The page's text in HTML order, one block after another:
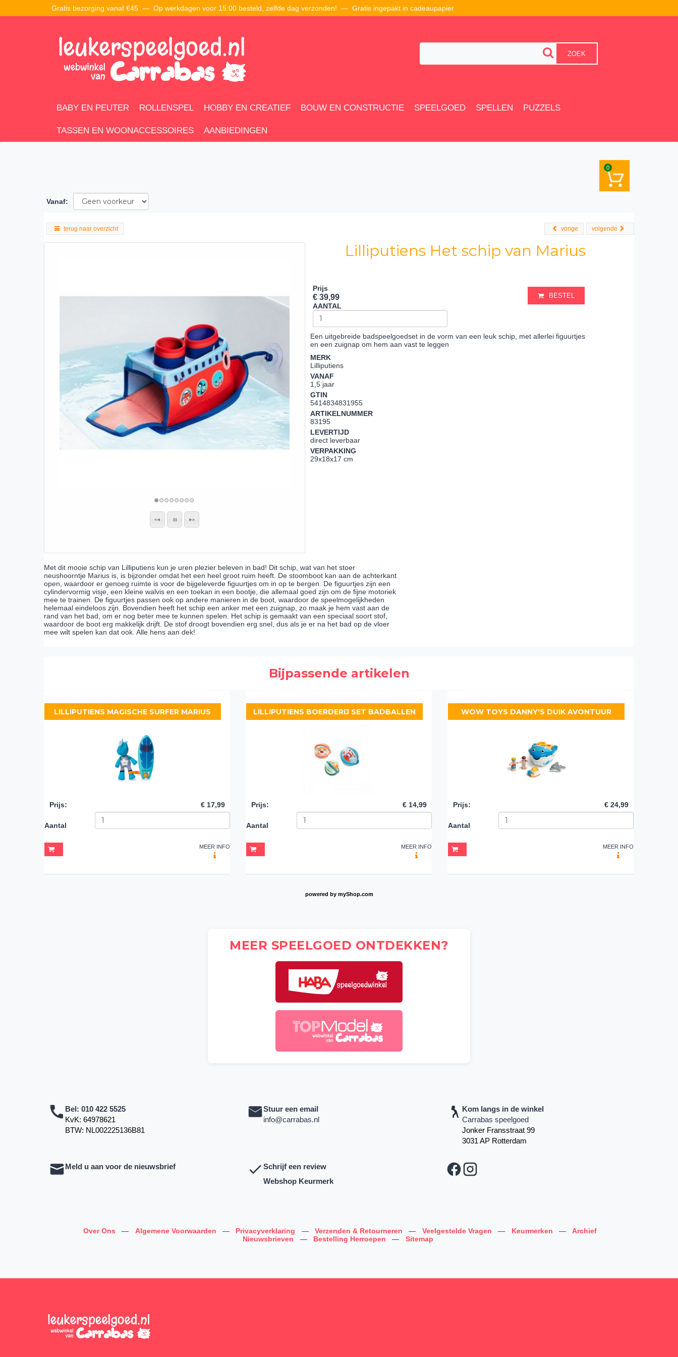
Gratis bezorging vanaf €45 — Op werkdagen voor 15:00 besteld, zelfde dag verzonden! — Gratis ingepakt in cadeaupapier
ZOEK
BABY EN PEUTER ROLLENSPEL HOBBY EN CREATIEF BOUW EN CONSTRUCTIE SPEELGOED SPELLEN PUZZELS
TASSEN EN WOONACCESSOIRES AANBIEDINGEN
0
Vanaf:
terug naar overzicht volgende
vorige
Lilliputiens Het schip van Marius
Prijs
€ 39,99
AANTAL
BESTEL
Een uitgebreide badspeelgoedset in de vorm van een leuk schip, met allerlei figuurtjes
en een zuignap om hem aan vast te leggen
MERK
Lilliputiens
VANAF
1,5 jaar
GTIN
5414834831955
ARTIKELNUMMER
83195
LEVERTIJD
direct leverbaar
VERPAKKING
29x18x17 cm
Met dit mooie schip van Lilliputiens kun je uren plezier beleven in bad! Dit schip, wat van het stoer
neushoorntje Marius is, is bijzonder omdat het een heel groot ruim heeft. De stoomboot kan aan de achterkant
open, waardoor er genoeg ruimte is voor de bijgeleverde figuurtjes om in op te bergen. De figuurtjes zijn een
cylindervormig visje, een kleine walvis en een toekan in een bootje, die allemaal goed zijn om de fijne motoriek
mee te trainen. De figuurtjes passen ook op andere manieren in de boot, waardoor de speelmogelijkheden
helemaal eindeloos zijn. Bovendien heeft het schip een anker met een zuignap, zo maak je hem vast aan de
rand van het bad, om er nog beter mee te kunnen spelen. Het schip is gemaakt van een speciaal soort stof,
waardoor de boot erg makkelijk drijft. De stof droogt bovendien erg snel, dus als je er na het bad op de vloer
mee wilt spelen kan dat ook. Alle hens aan dek!
Bijpassende artikelen
LILLIPUTIENS MAGISCHE SURFER MARIUS
Prijs: € 17,99
Aantal
MEER INFO
LILLIPUTIENS BOERDERIJ SET BADBALLEN
Prijs: € 14,99
Aantal
MEER INFO
WOW TOYS DANNY'S DUIK AVONTUUR
Prijs: € 24,99
Aantal
MEER INFO
powered by myShop.com
MEER SPEELGOED ONTDEKKEN?
Bel: 010 422 5525
KvK: 64978621
BTW: NL002225136B81
Stuur een email
info@carrabas.nl
Kom langs in de winkel
Carrabas speelgoed
Jonker Fransstraat 99
3031 AP Rotterdam
Meld u aan voor de nieuwsbrief
Schrijf een review
Webshop Keurmerk
Over Ons — Algemene Voorwaarden — Privacyverklaring — Verzenden & Retourneren — Veelgestelde Vragen — Keurmerken —
Archief
Nieuwsbrieven
— Bestelling Herroepen — Sitemap